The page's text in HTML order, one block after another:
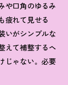
や口角のゆるみ
疲れて見せる
いがシンプルな
えて補整するヘ
じゃない。必要